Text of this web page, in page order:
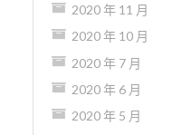
2020 年 11 月
2020 年 10 月
2020 年 7 月
2020 年 6 月
2020 年 5 月